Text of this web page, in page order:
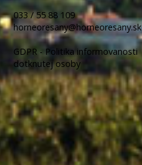
033 / 55 88 109
horneoresany@horneoresany.sk
GDPR - Politika informovanosti
dotknutej osoby